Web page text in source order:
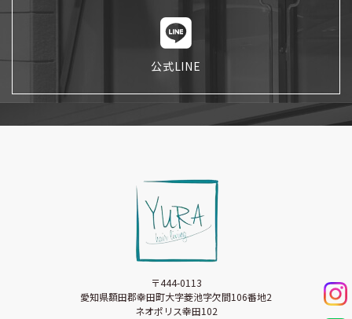
公式LINE
〒444-0113
愛知県額田郡幸田町大字菱池字欠間106番地2
ネオポリス幸田102